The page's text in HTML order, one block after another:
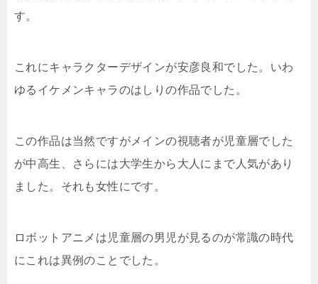
す。
これにキャラクターデザインが安彦良和でした。いわ
ゆるイケメンキャラのはしりの作品でした。
この作品は当然ですがメインの視聴者が児童層でした
が中高生、さらには大学生から大人にまで人気があり
ました。それも女性にです。
ロボットアニメは児童層の男児が見るのが常識の時代
にこれは異例のことでした。